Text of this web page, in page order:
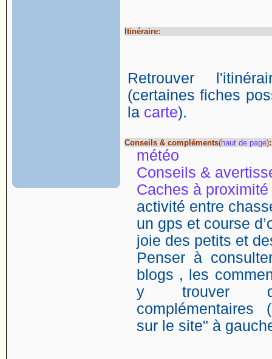
Itinéraire:
Retrouver
(certaines fiches
la carte).
Conseils & compléments(haut de page):
météo
Conseils &
Caches à proximité
activité entre
un gps et course
joie des petits et
Penser à
blogs , les
y trouver
complémentaires
sur le site" à